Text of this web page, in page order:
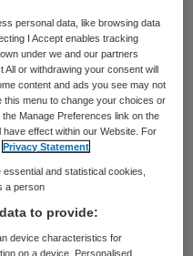
zijn getest op het
momenteel 842
de leden
Spreiding
aantal sinds 5
geleden.
opgenomen
personal data, like browsing data
I Accept enables tracking
under we and our partners
All or withdrawing your consent will
content and ads you see may not
menu to change your choices or
Manage Preferences link on the
effect within our Website. For
Privacy Statement
and statistical cookies,
a person
to provide:
device characteristics for
on a device. Personalised